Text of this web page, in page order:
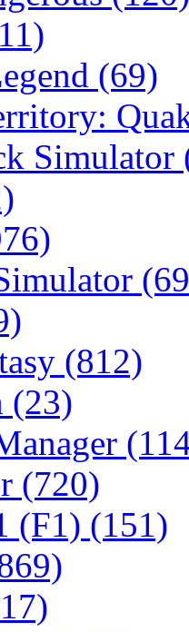
(69)
Simulator
(812)
(23)
(720)
(F1) (151)